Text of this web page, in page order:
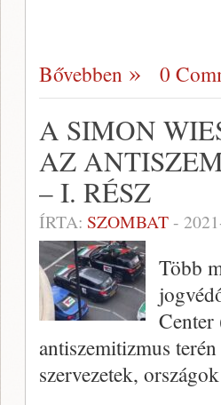
Bővebben 0
A SIMON
AZ
– I. RÉSZ
ÍRTA: SZOMBAT-
Több
Center
antiszemitizmus
szervezetek,